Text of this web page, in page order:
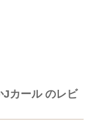
Jカール のレビ